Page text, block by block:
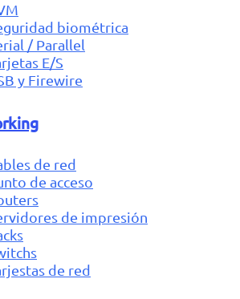
biométrica
/ Parallel
E/S
y Firewire
de red
de acceso
de impresión
de red